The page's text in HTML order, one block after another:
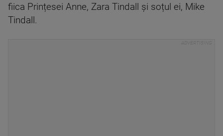
fiica Prințesei Anne, Zara Tindall și soțul ei, Mike
Tindall.